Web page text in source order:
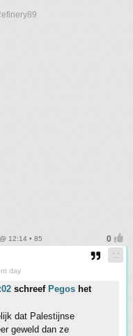
12:14 • 85
day
schreef Pegos het
dat Palestijnse
geweld dan ze